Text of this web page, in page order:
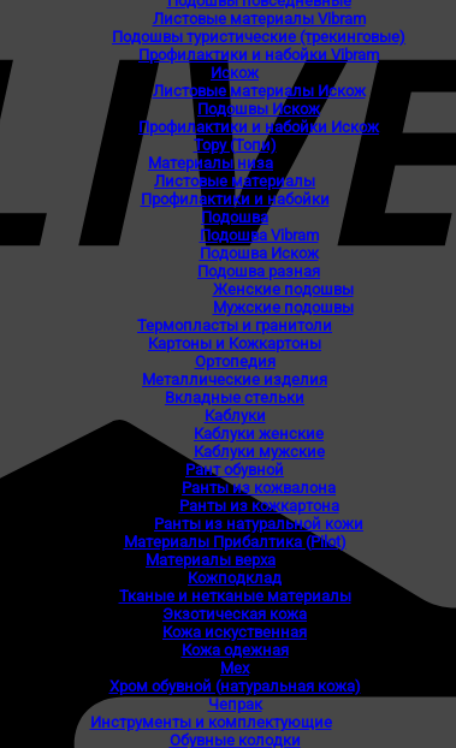
Листовые материалы Vibram
Подошвы туристические (трекинговые)
Профилактики и набойки Vibram
Искож
Листовые материалы Искож
Подошвы Искож
Профилактики и набойки Искож
Topy (Топи)
Материалы низа
Листовые материалы
Профилактики и набойки
Подошва
Подошва Vibram
Подошва Искож
Подошва разная
Женские подошвы
Мужские подошвы
Термопласты и гранитоли
Картоны и Кожкартоны
Ортопедия
Металлические изделия
Вкладные стельки
Каблуки
Каблуки женские
Каблуки мужские
Рант обувной
Ранты из кожвалона
Ранты из кожкартона
Ранты из натуральной кожи
Материалы Прибалтика (Pilot)
Материалы верха
Кожподклад
Тканые и нетканые материалы
Экзотическая кожа
Кожа искуственная
Кожа одежная
Мех
Хром обувной (натуральная кожа)
Чепрак
Инструменты и комплектующие
Обувные колодки